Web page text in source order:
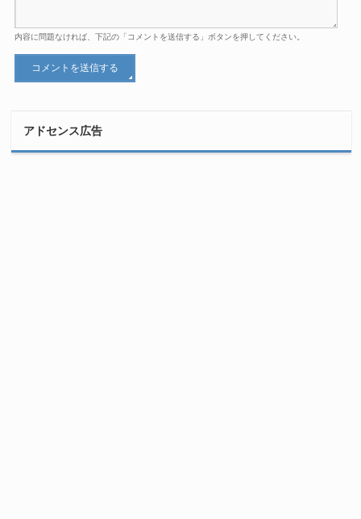
内容に問題なければ、下記の「コメントを送信する」ボタンを押してください。
アドセンス広告